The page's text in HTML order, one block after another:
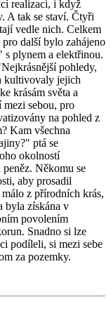
realizaci, i když
A tak se staví. Čtyři
vedle nich. Celkem
další bylo zahájeno
plynem a elektřinou.
pohledy,
kultivovaly jejich
krásám světa a
sebou, pro
na pohled z
Kam všechna
ptá se
okolností
Někomu se
aby prosadil
z přírodních krás,
byla získána v
povolením
Snadno si lze
podíleli, si mezi sebe
za pozemky.